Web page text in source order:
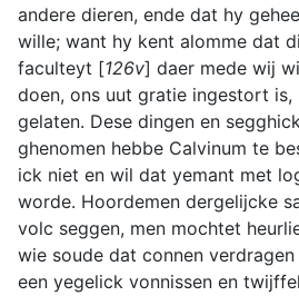
andere dieren, ende dat hy
wille; want hy kent alomme dat
faculteyt [126v] daer mede wij
doen, ons uut gratie ingestort is,
gelaten. Dese dingen en
ghenomen hebbe Calvinum te
ick niet en wil dat yemant met
worde. Hoordemen dergelijcke
volc seggen, men mochtet
wie soude dat connen
een yegelick vonnissen en